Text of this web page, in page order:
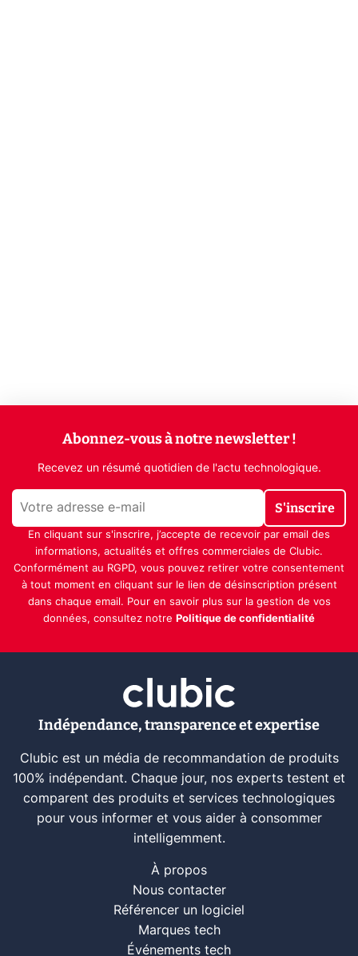
Abonnez-vous à notre newsletter !
Recevez un résumé quotidien de l'actu technologique.
S'inscrire
En cliquant sur s'inscrire, j’accepte de recevoir par email des
informations, actualités et offres commerciales de Clubic.
Conformément au RGPD, vous pouvez retirer votre consentement
à tout moment en cliquant sur le lien de désinscription présent
dans chaque email. Pour en savoir plus sur la gestion de vos
données, consultez notre Politique de confidentialité
Indépendance, transparence et expertise
Clubic est un média de recommandation de produits
100% indépendant. Chaque jour, nos experts testent et
comparent des produits et services technologiques
pour vous informer et vous aider à consommer
intelligemment.
À propos
Nous contacter
Référencer un logiciel
Marques tech
Événements tech